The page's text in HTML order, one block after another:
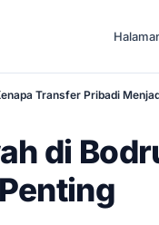
Transfer Pribadi
di